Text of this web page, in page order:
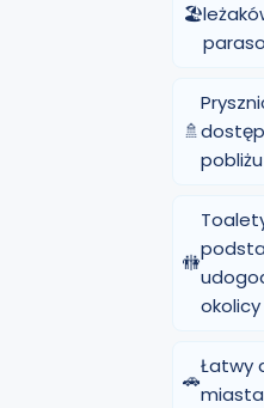
🏖️
🚿
pobliżu
🚻
okolicy
🚗
Łatwy
miasta